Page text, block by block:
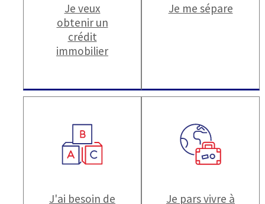
Je veux
obtenir un
crédit
immobilier
Je me sépare
J'ai besoin de Je pars vivre à